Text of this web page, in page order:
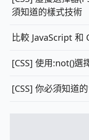
須知道的樣式技術
比較 JavaScript 和
[CSS] 使用:not()選
[CSS] 你必須知道